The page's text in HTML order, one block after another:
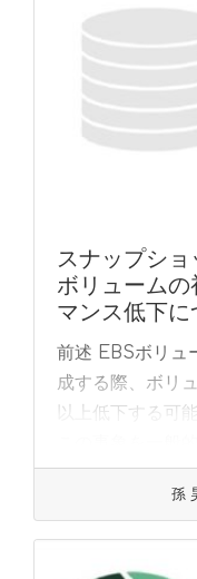
スナップシ
ボリューム
マンス低下に
前述 EBSボリュ
成する際、ボリ
以上低下する可
ンシー」或いは
read 孫